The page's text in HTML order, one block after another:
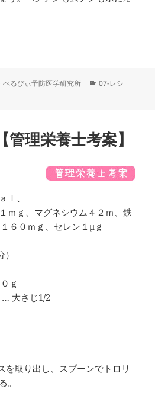
べるびぃ予防医学研究所
カ
07-レシ
理栄養士考案】
ｌ、
ｍｇ、マグネシウム４２ｍ、鉄
６０ｍｇ、セレン１μｇ
ｇ
… 大さじ1/2
を取り出し、スプーンでトロリ
。